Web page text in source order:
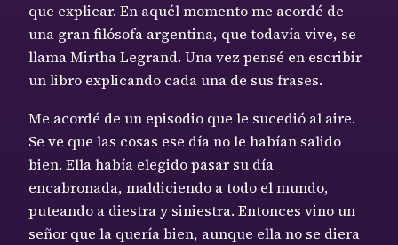
que explicar. En aquél momento me acordé de
una gran filósofa argentina, que todavía vive, se
llama Mirtha Legrand. Una vez pensé en escribir
un libro explicando cada una de sus frases.
Me acordé de un episodio que le sucedió al aire.
Se ve que las cosas ese día no le habían salido
bien. Ella había elegido pasar su día
encabronada, maldiciendo a todo el mundo,
puteando a diestra y siniestra. Entonces vino un
señor que la quería bien, aunque ella no se diera